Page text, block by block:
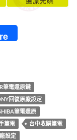
筆電還原鍵
回復原廠設定
筆電還原
筆電
台中收購筆電
設定